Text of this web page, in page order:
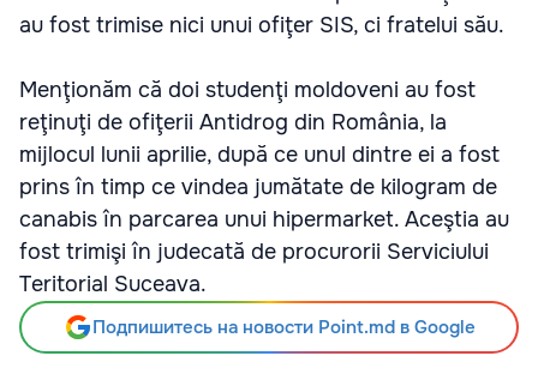
au fost trimise nici unui ofiţer SIS, ci fratelui său.
Menţionăm că doi studenţi moldoveni au fost
reţinuţi de ofiţerii Antidrog din România, la
mijlocul lunii aprilie, după ce unul dintre ei a fost
prins în timp ce vindea jumătate de kilogram de
canabis în parcarea unui hipermarket. Aceştia au
fost trimişi în judecată de procurorii Serviciului
Teritorial Suceava.
Подпишитесь на новости Point.md в Google